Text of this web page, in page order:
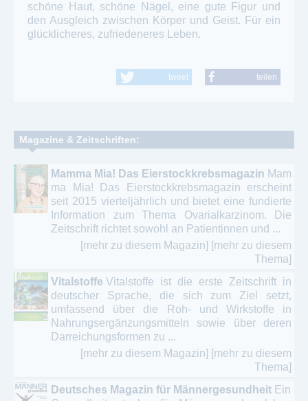
schöne Haut, schöne Nägel, eine gute Figur und
den Ausgleich zwischen Körper und Geist. Für ein
glücklicheres, zufriedeneres Leben.
tweet teilen
Magazine & Zeitschriften:
Mamma Mia! Das Eierstockkrebsmagazin Mam
ma Mia! Das Eierstockkrebsmagazin erscheint
seit 2015 vierteljährlich und bietet eine fundierte
Information zum Thema Ovarialkarzinom. Die
Zeitschrift richtet sowohl an Patientinnen und ...
[mehr zu diesem Magazin] [mehr zu diesem
Thema]
Vitalstoffe Vitalstoffe ist die erste Zeitschrift in
deutscher Sprache, die sich zum Ziel setzt,
umfassend über die Roh- und Wirkstoffe in
Nahrungsergänzungsmitteln sowie über deren
Darreichungsformen zu ...
[mehr zu diesem Magazin] [mehr zu diesem
Thema]
Deutsches Magazin für Männergesundheit Ein